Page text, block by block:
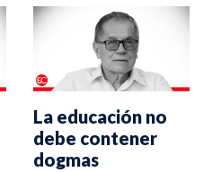
La educación no
debe contener
dogmas